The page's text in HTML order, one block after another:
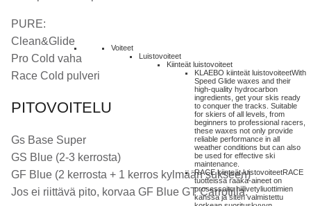
Voiteet
Luistovoiteet
Kiinteät luistovoiteet
KLAEBO kiinteät luistovoiteetWith
Speed Glide waxes and their
high-quality hydrocarbon
ingredients, get your skis ready
to conquer the tracks. Suitable
for skiers of all levels, from
beginners to professional racers,
these waxes not only provide
reliable performance in all
weather conditions but can also
be used for effective ski
maintenance.
RACE kiinteät luistovoiteetRACE
tuotteissa raaka-aineet on
prosessoitu hiilivetyliuottimien
kanssa ja siten valmistettu
PURE:
Clean&Glide
Pro Cold vaha
Race Cold pulveri
PITOVOITELU
Gs Base Super
GS Blue (2-3 kerrosta)
GF Blue (2 kerrosta + 1 kerros kylmään sukseen)
Jos ei riittävä pito, korvaa GF Blue GT Carrotilla.